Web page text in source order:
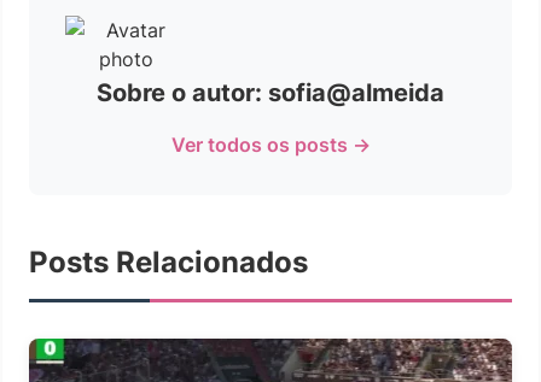
Sobre o autor: sofia@almeida
Ver todos os posts →
Posts Relacionados